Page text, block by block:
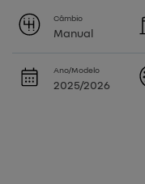
Câmbio
Manual
Ano/Modelo
2025/2026